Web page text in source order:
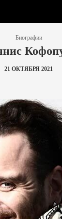
Биографии
21 ОКТЯБРЯ 2021